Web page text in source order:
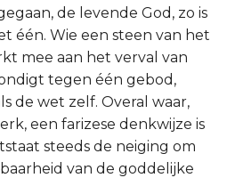
de levende God, zo is
één. Wie een steen van het
mee aan het verval van
tegen één gebod,
de wet zelf. Overal waar,
een farizese denkwijze is
steeds de neiging om
van de goddelijke